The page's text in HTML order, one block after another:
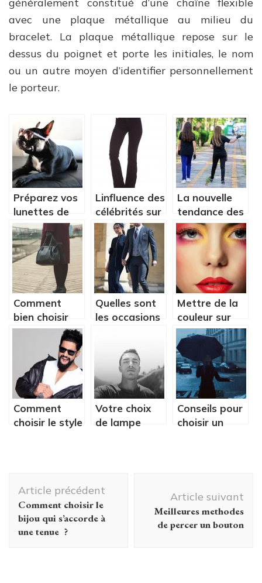
avec une plaque métallique au milieu du
bracelet. La plaque métallique repose sur le
dessus du poignet et porte les initiales, le nom
ou un autre moyen d’identifier personnellement
le porteur.
Préparez vos
lunettes de
soleil !
Linfluence des
célébrités sur
la mode
La nouvelle
tendance des
écoles : les
vêtements
personnalisés
Comment
bien choisir
son prochain
sac à main ?
Quelles sont
les occasions
port de un
costume?
Mettre de la
couleur sur
vos yeux pour
affiner le
regard
Comment
choisir le style
Votre choix
de lampe
Conseils pour
choisir un
d'article
Article précédent
Comment choisir le
bijou qui s’accorde à
une tenue ?
Article suivant
Meilleures methodes
de percer un bouton